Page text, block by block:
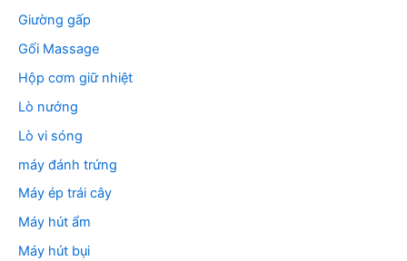
Giường gấp
Gối Massage
Hộp cơm giữ nhiệt
Lò nướng
Lò vi sóng
máy đánh trứng
Máy ép trái cây
Máy hút ẩm
Máy hút bụi